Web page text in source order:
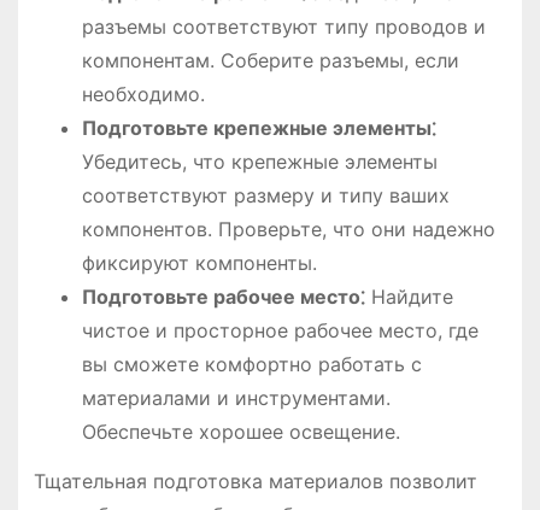
разъемы соответствуют типу проводов и
компонентам. Соберите разъемы, если
необходимо.
Подготовьте крепежные элементы⁚
Убедитесь, что крепежные элементы
соответствуют размеру и типу ваших
компонентов. Проверьте, что они надежно
фиксируют компоненты.
Подготовьте рабочее место⁚Найдите
чистое и просторное рабочее место, где
вы сможете комфортно работать с
материалами и инструментами.
Обеспечьте хорошее освещение.
Тщательная подготовка материалов позволит